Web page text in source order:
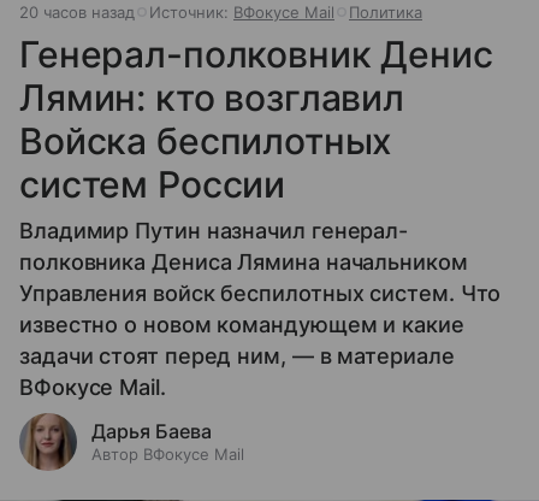
20 часов назад Источник: ВФокусе Mail Политика
Генерал-полковник Денис
Лямин: кто возглавил
Войска беспилотных
систем России
Владимир Путин назначил генерал-
полковника Дениса Лямина начальником
Управления войск беспилотных систем. Что
известно о новом командующем и какие
задачи стоят перед ним, — в материале
ВФокусе Mail.
Дарья Баева
Автор ВФокусе Mail